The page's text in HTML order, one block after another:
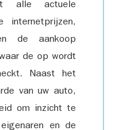
alle actuele
de aankoop
de op wordt
Naast het
van uw auto,
om inzicht te
en de